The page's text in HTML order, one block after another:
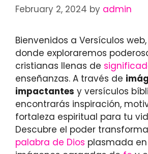
February 2, 2024 by admin
Bienvenidos a Versículos
donde exploraremos
cristianas llenas de
enseñanzas. A través de
impactantes y versículos
encontrarás inspiración,
fortaleza espiritual para tu
Descubre el poder
palabra de Dios plasmada